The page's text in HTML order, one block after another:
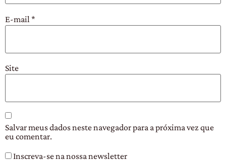
E-mail *
Site
Salvar meus dados neste navegador para a próxima vez que
eu comentar.
Inscreva-se na nossa newsletter